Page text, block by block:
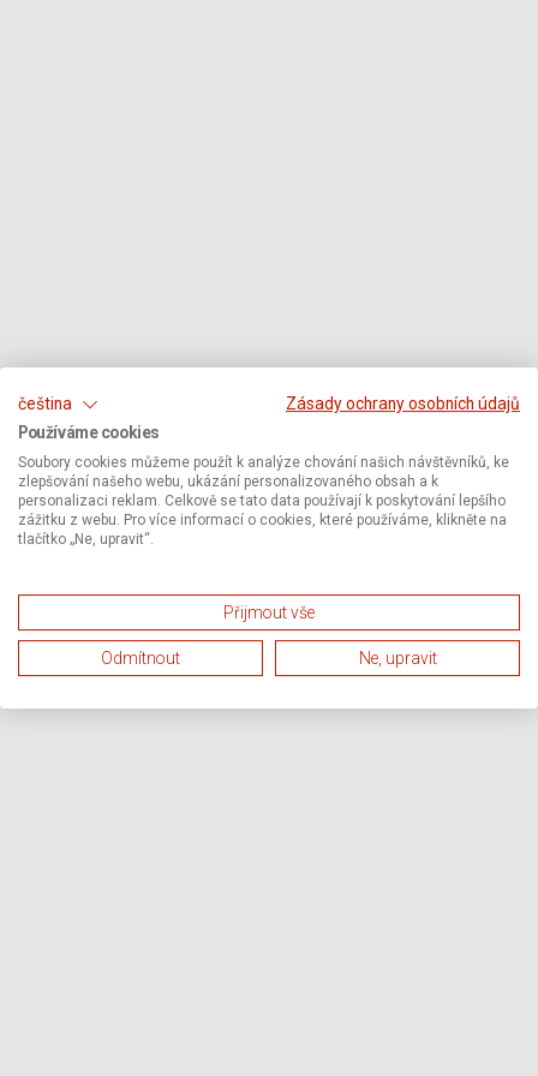
čeština
Zásady ochrany osobních údajů
Používáme cookies
Soubory cookies můžeme použít k analýze chování našich návštěvníků, ke
zlepšování našeho webu, ukázání personalizovaného obsah a k
personalizaci reklam. Celkově se tato data používají k poskytování lepšího
zážitku z webu. Pro více informací o cookies, které používáme, klikněte na
tlačítko „Ne, upravit“.
Přijmout vše
Odmítnout Ne, upravit